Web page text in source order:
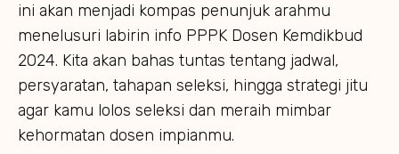
ini akan menjadi kompas penunjuk arahmu
menelusuri labirin info PPPK Dosen Kemdikbud
2024. Kita akan bahas tuntas tentang jadwal,
persyaratan, tahapan seleksi, hingga strategi jitu
agar kamu lolos seleksi dan meraih mimbar
kehormatan dosen impianmu.